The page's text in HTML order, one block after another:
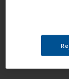
ocorrer
portante que
removido
de alumínio